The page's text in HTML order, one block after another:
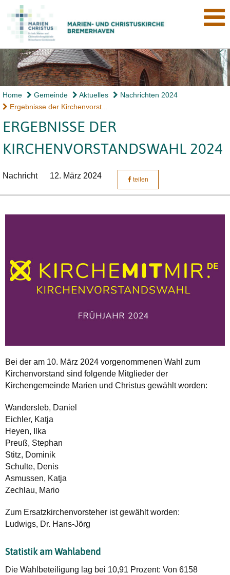
Home Gemeinde Aktuelles
Nachrichten 2024
Ergebnisse der Kirchenvorst...
ERGEBNISSE DER
KIRCHENVORSTANDSWAHL 2024
Nachricht 12. März 2024 teilen
Bei der am 10. März 2024 vorgenommenen Wahl zum
Kirchenvorstand sind folgende Mitglieder der
Kirchengemeinde Marien und Christus gewählt worden:
Wandersleb, Daniel
Eichler, Katja
Heyen, Ilka
Preuß, Stephan
Stitz, Dominik
Schulte, Denis
Asmussen, Katja
Zechlau, Mario
Zum Ersatzkirchenvorsteher ist gewählt worden:
Ludwigs, Dr. Hans-Jörg
Statistik am Wahlabend
Die Wahlbeteiligung lag bei 10,91 Prozent: Von 6158